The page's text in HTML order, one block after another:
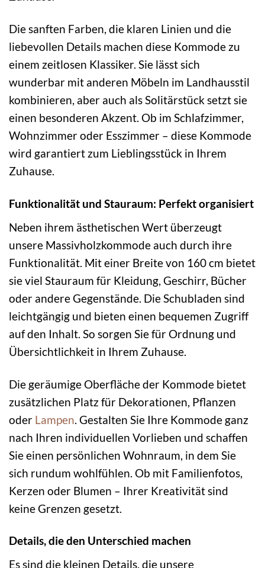
Die sanften Farben, die klaren Linien und die
liebevollen Details machen diese Kommode zu
einem zeitlosen Klassiker. Sie lässt sich
wunderbar mit anderen Möbeln im Landhausstil
kombinieren, aber auch als Solitärstück setzt sie
einen besonderen Akzent. Ob im Schlafzimmer,
Wohnzimmer oder Esszimmer – diese Kommode
wird garantiert zum Lieblingsstück in Ihrem
Zuhause.
Funktionalität und Stauraum: Perfekt organisiert
Neben ihrem ästhetischen Wert überzeugt
unsere Massivholzkommode auch durch ihre
Funktionalität. Mit einer Breite von 160 cm bietet
sie viel Stauraum für Kleidung, Geschirr, Bücher
oder andere Gegenstände. Die Schubladen sind
leichtgängig und bieten einen bequemen Zugriff
auf den Inhalt. So sorgen Sie für Ordnung und
Übersichtlichkeit in Ihrem Zuhause.
Die geräumige Oberfläche der Kommode bietet
zusätzlichen Platz für Dekorationen, Pflanzen
oder Lampen . Gestalten Sie Ihre Kommode ganz
nach Ihren individuellen Vorlieben und schaffen
Sie einen persönlichen Wohnraum, in dem Sie
sich rundum wohlfühlen. Ob mit Familienfotos,
Kerzen oder Blumen – Ihrer Kreativität sind
keine Grenzen gesetzt.
Details, die den Unterschied machen
Es sind die kleinen Details, die unsere